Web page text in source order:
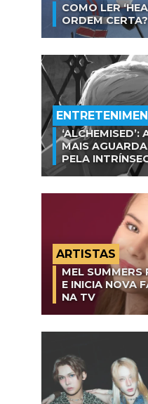
COMO LER
ORDEM CERTA?
MAIS
PELA
ARTISTAS
MEL SUMMERS
E INICIA NOVA
NA TV